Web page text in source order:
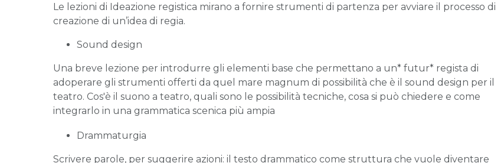
Le lezioni di Ideazione registica mirano a fornire strumenti di partenza per avviare il processo di
creazione di un’idea di regia.
Sound design
Una breve lezione per introdurre gli elementi base che permettano a un* futur* regista di
adoperare gli strumenti offerti da quel mare magnum di possibilità che è il sound design per il
teatro. Cos'è il suono a teatro, quali sono le possibilità tecniche, cosa si può chiedere e come
integrarlo in una grammatica scenica più ampia
Drammaturgia
Scrivere parole, per suggerire azioni: il testo drammatico come struttura che vuole diventare